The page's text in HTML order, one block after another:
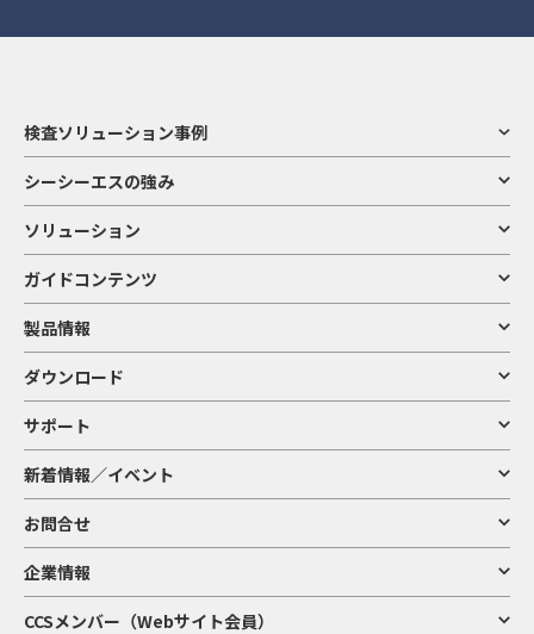
検査ソリューション事例
シーシーエスの強み
ソリューション
ガイドコンテンツ
製品情報
ダウンロード
サポート
新着情報／イベント
お問合せ
企業情報
CCSメンバー（Webサイト会員）